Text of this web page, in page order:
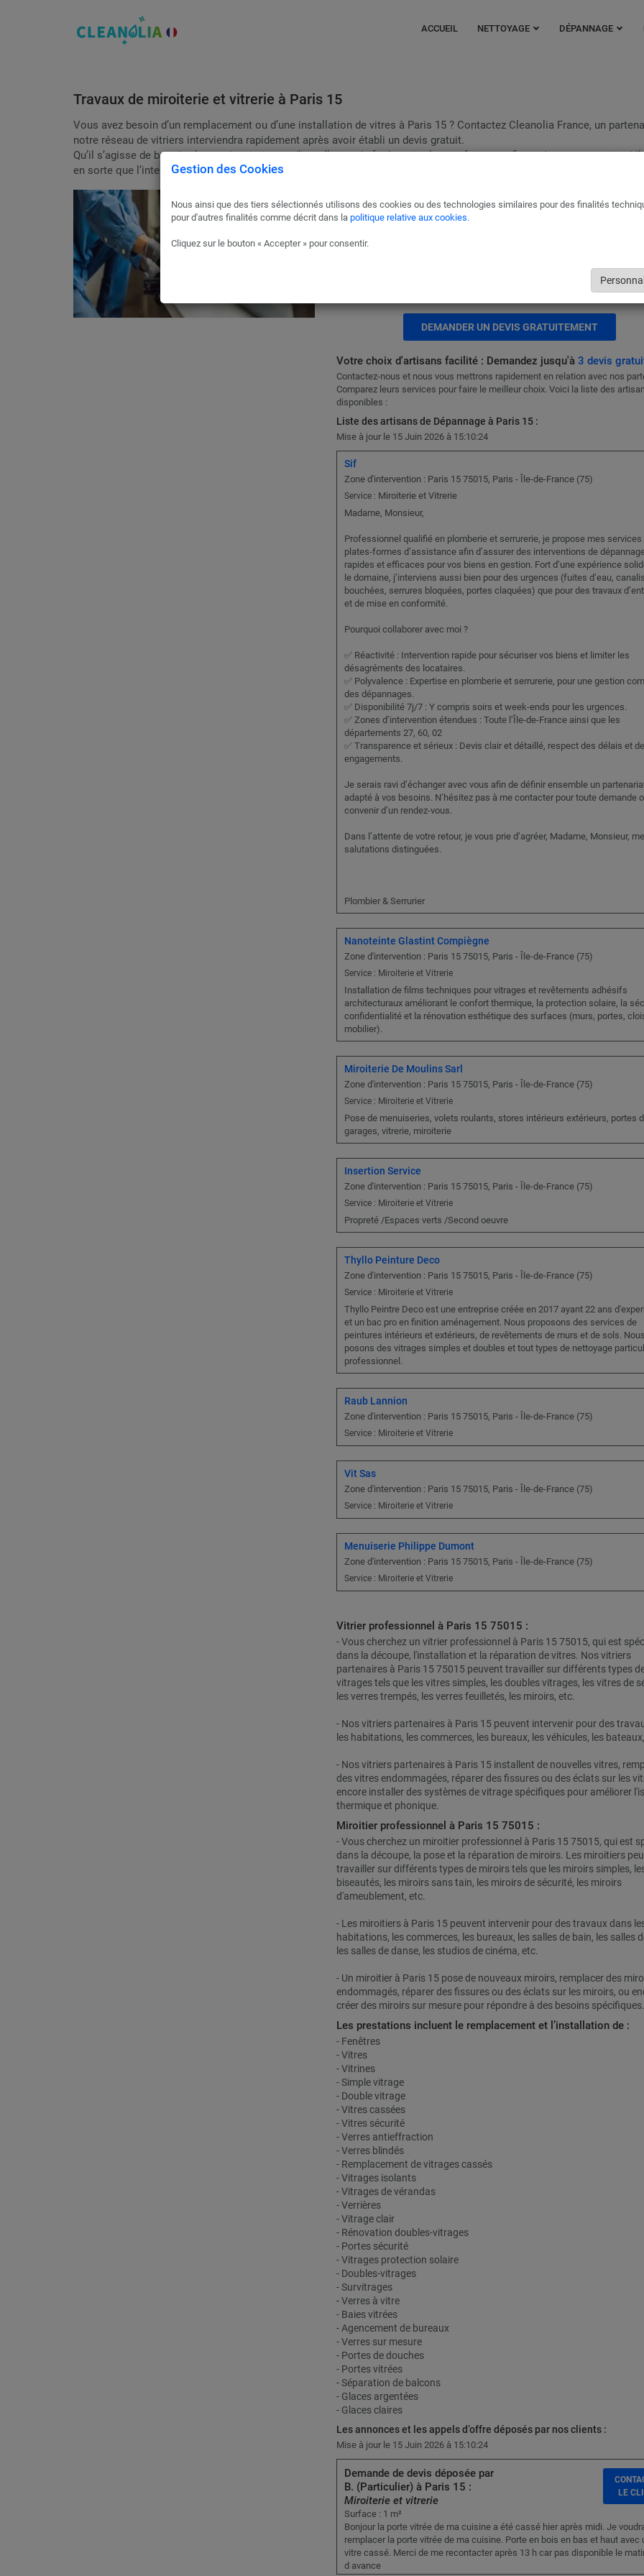
ACCUEIL NETTOYAGE DÉPANNAGE
Travaux de miroiterie et vitrerie à Paris 15
Vous avez besoin d’un remplacement ou d’une installation de vitres à Paris 15 ? Contactez Cleanolia France, un
notre réseau de vitriers interviendra rapidement après avoir établi un devis gratuit.
Qu’il s’agisse de bris de glaces, de miroirs ou d’installation de fenêtres isolantes, faites confiance à nos partenaires !
en sorte que l’intervention soit prise en charge par votre assurance lorsque cela est possible.
Miroiterie et Vitrerie Paris 15
Ils s’occuperont de tous bris de glaces ou de miroir, ainsi que de
de fenêtres isolantes. Ils feront en sorte que l’intervention ne vous
Pour les magasins et restaurants, nos vitriers assurent un
DEMANDER UN DEVIS GRATUITEMENT
Votre choix d'artisans facilité : Demandez jusqu'à 3 devis
Contactez-nous et nous vous mettrons rapidement en relation avec nos
Comparez leurs services pour faire le meilleur choix. Voici la liste des
disponibles :
Liste des artisans de Dépannage à Paris 15 :
Mise à jour le 15 Juin 2026 à 15:10:24
Sif
Zone d'intervention : Paris 15 75015, Paris - Île-de-France (75)
Service : Miroiterie et Vitrerie
Madame, Monsieur,
Professionnel qualifié en plomberie et serrurerie, je propose mes services
plates-formes d’assistance afin d’assurer des interventions de
rapides et efficaces pour vos biens en gestion. Fort d’une expérience
le domaine, j’interviens aussi bien pour des urgences (fuites d’eau,
bouchées, serrures bloquées, portes claquées) que pour des travaux
et de mise en conformité.
Pourquoi collaborer avec moi ?
✅ Réactivité : Intervention rapide pour sécuriser vos biens et limiter les
désagréments des locataires.
✅ Polyvalence : Expertise en plomberie et serrurerie, pour une gestion
des dépannages.
✅ Disponibilité 7j/7 : Y compris soirs et week-ends pour les urgences.
✅ Zones d’intervention étendues : Toute l’Île-de-France ainsi que les
départements 27, 60, 02
✅ Transparence et sérieux : Devis clair et détaillé, respect des délais et
engagements.
Je serais ravi d’échanger avec vous afin de définir ensemble un
adapté à vos besoins. N’hésitez pas à me contacter pour toute demande
convenir d’un rendez-vous.
Dans l’attente de votre retour, je vous prie d’agréer, Madame, Monsieur,
salutations distinguées.
Plombier & Serrurier
Nanoteinte Glastint Compiègne
Zone d'intervention : Paris 15 75015, Paris - Île-de-France (75)
Service : Miroiterie et Vitrerie
Installation de films techniques pour vitrages et revêtements adhésifs
architecturaux améliorant le confort thermique, la protection solaire, la
confidentialité et la rénovation esthétique des surfaces (murs, portes,
mobilier).
Miroiterie De Moulins Sarl
Zone d'intervention : Paris 15 75015, Paris - Île-de-France (75)
Service : Miroiterie et Vitrerie
Pose de menuiseries, volets roulants, stores intérieurs extérieurs, portes
garages, vitrerie, miroiterie
Insertion Service
Zone d'intervention : Paris 15 75015, Paris - Île-de-France (75)
Service : Miroiterie et Vitrerie
Propreté /Espaces verts /Second oeuvre
Thyllo Peinture Deco
Zone d'intervention : Paris 15 75015, Paris - Île-de-France (75)
Service : Miroiterie et Vitrerie
Thyllo Peintre Deco est une entreprise créée en 2017 ayant 22 ans
et un bac pro en finition aménagement. Nous proposons des services de
peintures intérieurs et extérieurs, de revêtements de murs et de sols. Nous
posons des vitrages simples et doubles et tout types de nettoyage
professionnel.
Raub Lannion
Zone d'intervention : Paris 15 75015, Paris - Île-de-France (75)
Service : Miroiterie et Vitrerie
Vit Sas
Zone d'intervention : Paris 15 75015, Paris - Île-de-France (75)
Service : Miroiterie et Vitrerie
Menuiserie Philippe Dumont
Zone d'intervention : Paris 15 75015, Paris - Île-de-France (75)
Service : Miroiterie et Vitrerie
Vitrier professionnel à Paris 15 75015 :
- Vous cherchez un vitrier professionnel à Paris 15 75015, qui est
dans la découpe, l'installation et la réparation de vitres. Nos vitriers
partenaires à Paris 15 75015 peuvent travailler sur différents types
vitrages tels que les vitres simples, les doubles vitrages, les vitres de
les verres trempés, les verres feuilletés, les miroirs, etc.
- Nos vitriers partenaires à Paris 15 peuvent intervenir pour des
les habitations, les commerces, les bureaux, les véhicules, les
- Nos vitriers partenaires à Paris 15 installent de nouvelles vitres,
des vitres endommagées, réparer des fissures ou des éclats sur les
encore installer des systèmes de vitrage spécifiques pour améliorer
thermique et phonique.
Miroitier professionnel à Paris 15 75015 :
- Vous cherchez un miroitier professionnel à Paris 15 75015, qui est
dans la découpe, la pose et la réparation de miroirs. Les miroitiers
travailler sur différents types de miroirs tels que les miroirs simples,
biseautés, les miroirs sans tain, les miroirs de sécurité, les miroirs
d'ameublement, etc.
- Les miroitiers à Paris 15 peuvent intervenir pour des travaux dans
habitations, les commerces, les bureaux, les salles de bain, les salles
les salles de danse, les studios de cinéma, etc.
- Un miroitier à Paris 15 pose de nouveaux miroirs, remplacer des
endommagés, réparer des fissures ou des éclats sur les miroirs, ou
créer des miroirs sur mesure pour répondre à des besoins spécifiques.
Les prestations incluent le remplacement et l’installation de :
- Fenêtres
- Vitres
- Vitrines
- Simple vitrage
- Double vitrage
- Vitres cassées
- Vitres sécurité
- Verres antieffraction
- Verres blindés
- Remplacement de vitrages cassés
- Vitrages isolants
- Vitrages de vérandas
- Verrières
- Vitrage clair
- Rénovation doubles-vitrages
- Portes sécurité
- Vitrages protection solaire
- Doubles-vitrages
- Survitrages
- Verres à vitre
- Baies vitrées
- Agencement de bureaux
- Verres sur mesure
- Portes de douches
- Portes vitrées
- Séparation de balcons
- Glaces argentées
- Glaces claires
Les annonces et les appels d’offre déposés par nos clients :
Mise à jour le 15 Juin 2026 à 15:10:24
Demande de devis déposée par
B. (Particulier) à Paris 15 :
Miroiterie et vitrerie
Surface : 1 m²
Bonjour la porte vitrée de ma cuisine a été cassé hier après midi. Je
remplacer la porte vitrée de ma cuisine. Porte en bois en bas et haut avec
vitre cassé. Merci de me recontacter après 13 h car pas disponible le
d avance
LE
Gestion des Cookies
Nous ainsi que des tiers sélectionnés utilisons des cookies ou des technologies similaires pour des finalités
pour d'autres finalités comme décrit dans la politique relative aux cookies.
Cliquez sur le bouton « Accepter » pour consentir.